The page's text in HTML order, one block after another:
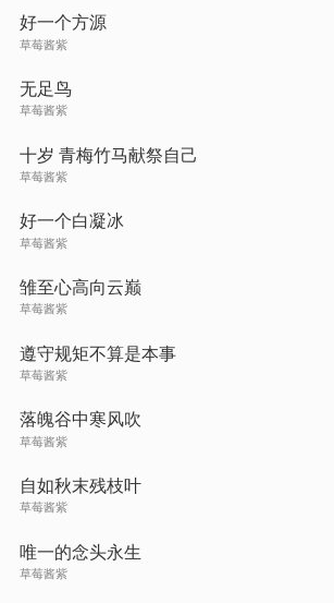
好一个方源
草莓酱紫
无足鸟
草莓酱紫
十岁 青梅竹马献祭自己
草莓酱紫
好一个白凝冰
草莓酱紫
雏至心高向云巅
草莓酱紫
遵守规矩不算是本事
草莓酱紫
落魄谷中寒风吹
草莓酱紫
自如秋末残枝叶
草莓酱紫
唯一的念头永生
草莓酱紫